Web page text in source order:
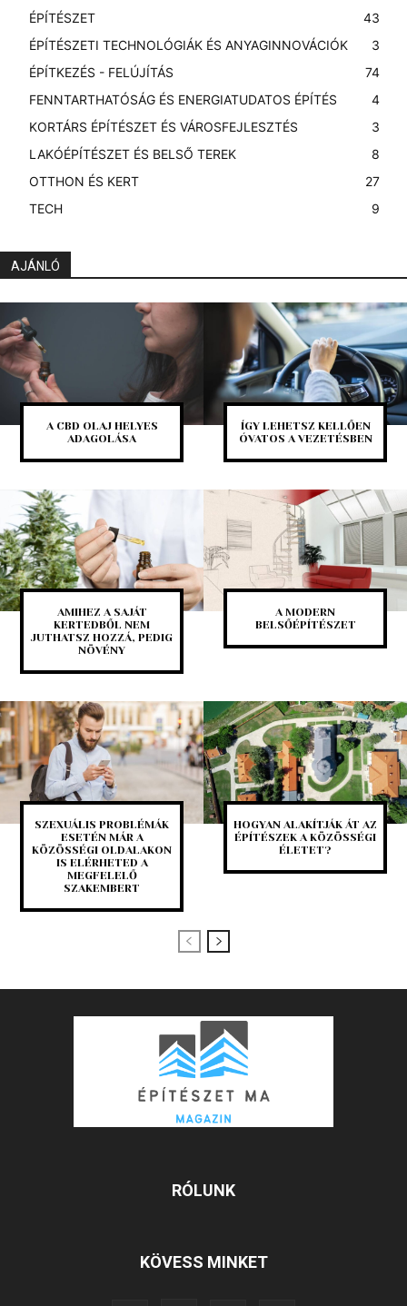
ÉPÍTÉSZET
43
ÉPÍTÉSZETI TECHNOLÓGIÁK ÉS ANYAGINNOVÁCIÓK
3
ÉPÍTKEZÉS - FELÚJÍTÁS
74
FENNTARTHATÓSÁG ÉS ENERGIATUDATOS ÉPÍTÉS
4
KORTÁRS ÉPÍTÉSZET ÉS VÁROSFEJLESZTÉS
3
LAKÓÉPÍTÉSZET ÉS BELSŐ TEREK
8
OTTHON ÉS KERT
27
TECH
9
AJÁNLÓ
A CBD OLAJ HELYES
ADAGOLÁSA
ÍGY LEHETSZ KELLŐEN
ÓVATOS A VEZETÉSBEN
AMIHEZ A SAJÁT
KERTEDBŐL NEM
JUTHATSZ HOZZÁ, PEDIG
NÖVÉNY
A MODERN
BELSŐÉPÍTÉSZET
SZEXUÁLIS PROBLÉMÁK
ESETÉN MÁR A
KÖZÖSSÉGI OLDALAKON
IS ELÉRHETED A
MEGFELELŐ
SZAKEMBERT
HOGYAN ALAKÍTJÁK ÁT AZ
ÉPÍTÉSZEK A KÖZÖSSÉGI
ÉLETET?
RÓLUNK
KÖVESS MINKET